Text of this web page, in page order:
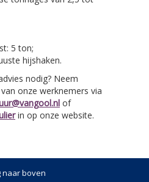
5 ton;
hijshaken.
nodig? Neem
onze werknemers via
of
in op onze website.
naar boven